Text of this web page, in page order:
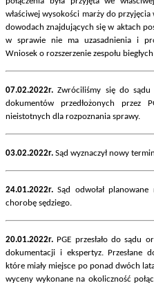
właściwej wysokości marży do
dowodach znajdujących się w aktach
w sprawie nie ma uzasadnienia i
Wniosek o rozszerzenie zespołu
07.02.2022r. Zwróciliśmy się do
dokumentów przedłożonych
nieistotnych dla rozpoznania sprawy.
03.02.2022r. Sąd wyznaczył nowy
24.01.2022r. Sąd odwołał
chorobę sędziego.
20.01.2022r. PGE przesłało do sądu
dokumentacji i ekspertyz. Przesłane
które miały miejsce po ponad dwóch
wyceny wykonane na okoliczność